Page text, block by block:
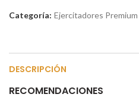
Categoría: Ejercitadores Premium
DESCRIPCIÓN
RECOMENDACIONES